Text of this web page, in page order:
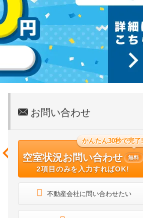
お問い合わせ
かんたん30秒で完了!
空室状況お問い合わせ 無料
2項目のみを入力すればOK!
不動産会社に問い合わせたい